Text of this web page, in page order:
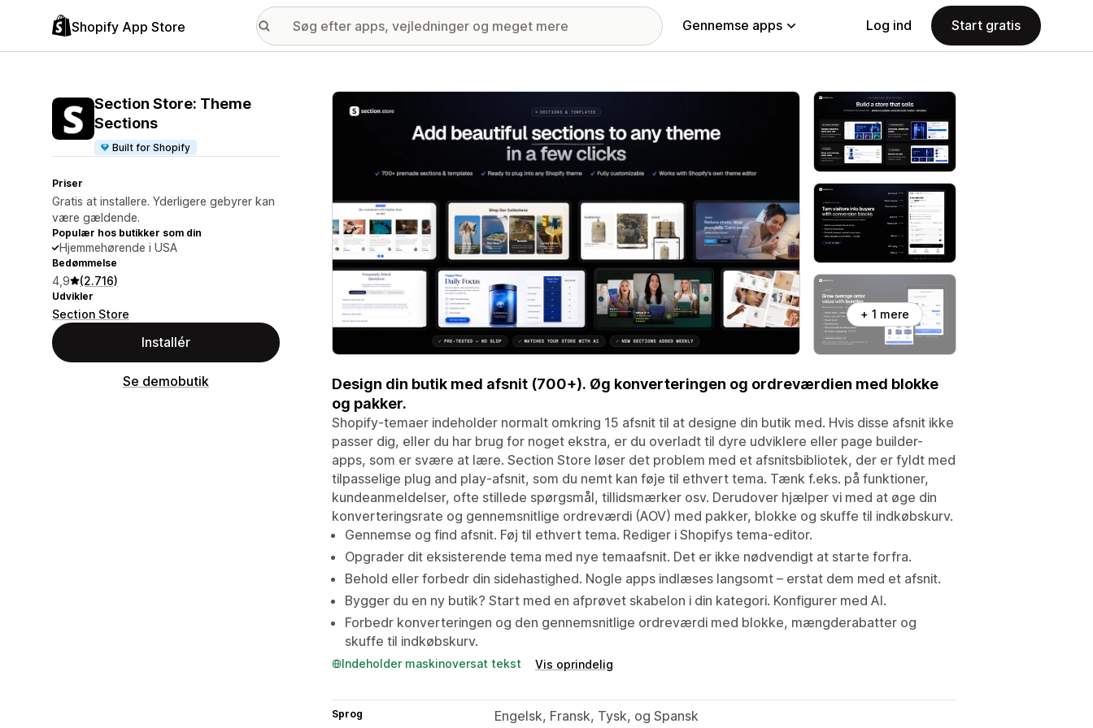
Shopify App Store Gennemse apps Log ind Start gratis
Section Store: Theme
Sections
Built for Shopify
Priser
Gratis at installere. Yderligere gebyrer kan
være gældende.
Populær hos butikker som din
Hjemmehørende i USA
Bedømmelse
4,9 (2.716)
Udvikler
Section Store
Installér
Se demobutik
Galleri med udvalgte billeder
+ 1 mere
Design din butik med afsnit (700+). Øg konverteringen og ordreværdien med blokke
og pakker.
Shopify-temaer indeholder normalt omkring 15 afsnit til at designe din butik med. Hvis disse afsnit ikke
passer dig, eller du har brug for noget ekstra, er du overladt til dyre udviklere eller page builder-
apps, som er svære at lære. Section Store løser det problem med et afsnitsbibliotek, der er fyldt med
tilpasselige plug and play-afsnit, som du nemt kan føje til ethvert tema. Tænk f.eks. på funktioner,
kundeanmeldelser, ofte stillede spørgsmål, tillidsmærker osv. Derudover hjælper vi med at øge din
konverteringsrate og gennemsnitlige ordreværdi (AOV) med pakker, blokke og skuffe til indkøbskurv.
Gennemse og find afsnit. Føj til ethvert tema. Rediger i Shopifys tema-editor.
Opgrader dit eksisterende tema med nye temaafsnit. Det er ikke nødvendigt at starte forfra.
Behold eller forbedr din sidehastighed. Nogle apps indlæses langsomt – erstat dem med et afsnit.
Bygger du en ny butik? Start med en afprøvet skabelon i din kategori. Konfigurer med AI.
Forbedr konverteringen og den gennemsnitlige ordreværdi med blokke, mængderabatter og
skuffe til indkøbskurv.
Indeholder maskinoversat tekst Vis oprindelig
Sprog
Engelsk, Fransk, Tysk, og Spansk